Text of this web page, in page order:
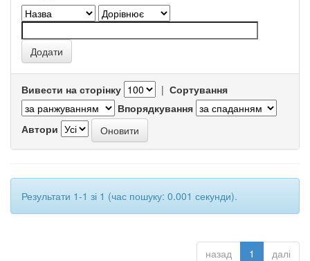
Вивести на сторінку | Сортування
Впорядкування
Автори
Результати 1-1 зі 1 (час пошуку: 0.001 секунди).
назад 1 далі